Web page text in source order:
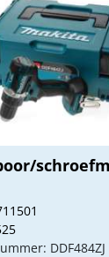
DDF484ZJ